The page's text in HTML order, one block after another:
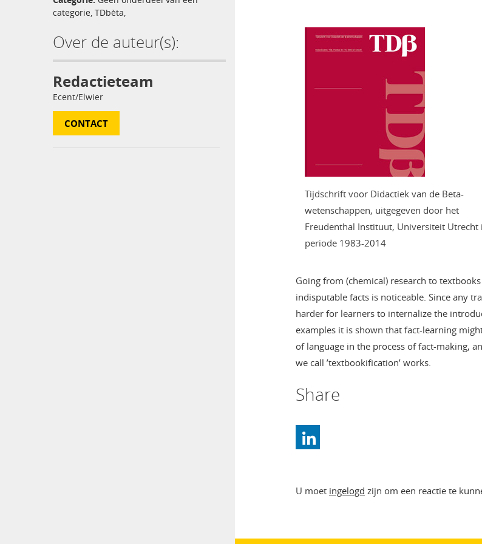
categorie, TDbèta,
Over de auteur(s):
Redactieteam
Ecent/Elwier
CONTACT
Tijdschrift voor Didactiek van de Beta-
wetenschappen, uitgegeven door het
Freudenthal Instituut, Universiteit Utrecht
periode 1983-2014
Going from (chemical) research to
indisputable facts is noticeable. Since any
harder for learners to internalize the
examples it is shown that fact-learning
of language in the process of fact-making,
we call ’textbookification’ works.
Share
U moet ingelogd zijn om een reactie te